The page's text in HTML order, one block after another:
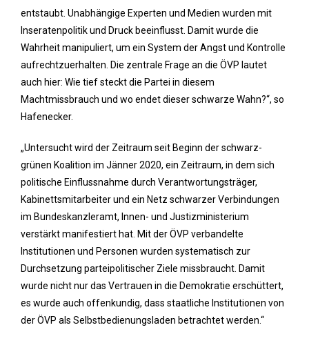
entstaubt. Unabhängige Experten und Medien wurden mit
Inseratenpolitik und Druck beeinflusst. Damit wurde die
Wahrheit manipuliert, um ein System der Angst und Kontrolle
aufrechtzuerhalten. Die zentrale Frage an die ÖVP lautet
auch hier: Wie tief steckt die Partei in diesem
Machtmissbrauch und wo endet dieser schwarze Wahn?“, so
Hafenecker.
„Untersucht wird der Zeitraum seit Beginn der schwarz-
grünen Koalition im Jänner 2020, ein Zeitraum, in dem sich
politische Einflussnahme durch Verantwortungsträger,
Kabinettsmitarbeiter und ein Netz schwarzer Verbindungen
im Bundeskanzleramt, Innen- und Justizministerium
verstärkt manifestiert hat. Mit der ÖVP verbandelte
Institutionen und Personen wurden systematisch zur
Durchsetzung parteipolitischer Ziele missbraucht. Damit
wurde nicht nur das Vertrauen in die Demokratie erschüttert,
es wurde auch offenkundig, dass staatliche Institutionen von
der ÖVP als Selbstbedienungsladen betrachtet werden.“